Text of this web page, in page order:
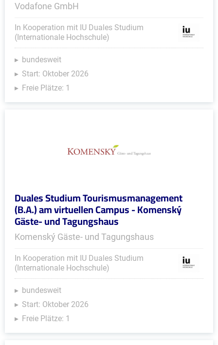
Vodafone GmbH
In Kooperation mit IU Duales Studium
(Internationale Hochschule)
bundesweit
Start: Oktober 2026
Freie Plätze: 1
Duales Studium Tourismusmanagement
(B.A.) am virtuellen Campus - Komenský
Gäste- und Tagungshaus
Komenský Gäste- und Tagungshaus
In Kooperation mit IU Duales Studium
(Internationale Hochschule)
bundesweit
Start: Oktober 2026
Freie Plätze: 1